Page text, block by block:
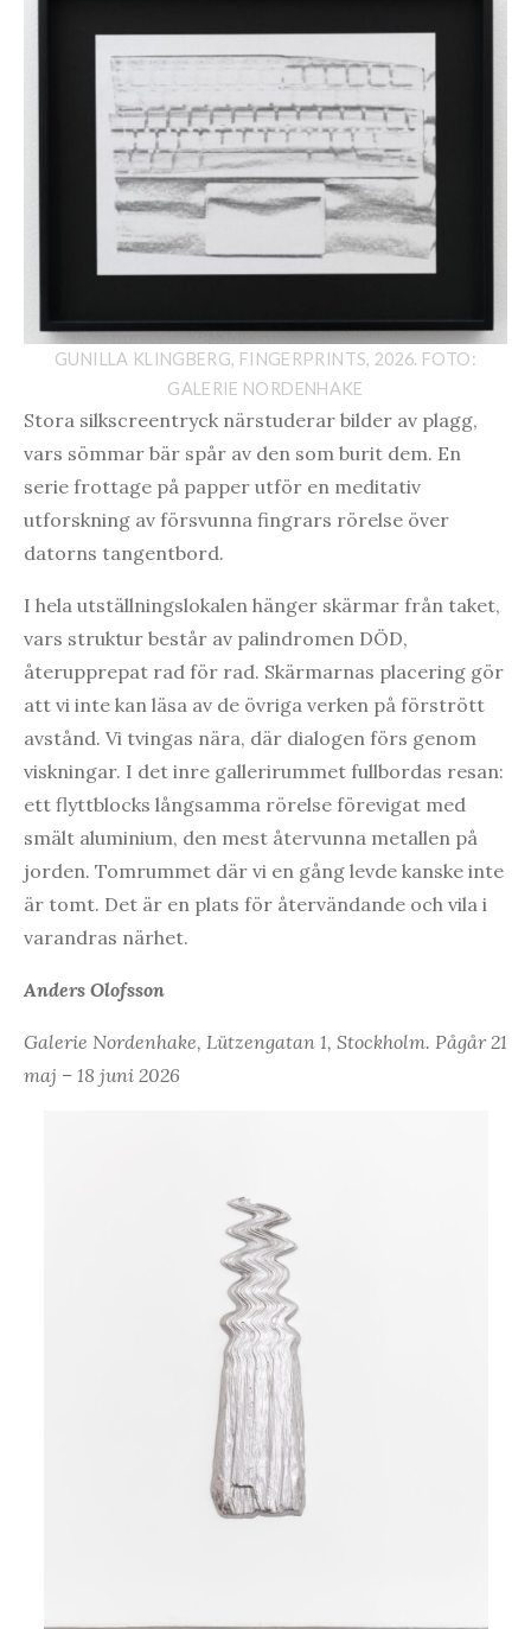
GUNILLA KLINGBERG, FINGERPRINTS, 2026. FOTO:
GALERIE NORDENHAKE
Stora silkscreentryck närstuderar bilder av plagg,
vars sömmar bär spår av den som burit dem. En
serie frottage på papper utför en meditativ
utforskning av försvunna fingrars rörelse över
datorns tangentbord.
I hela utställningslokalen hänger skärmar från taket,
vars struktur består av palindromen DÖD,
återupprepat rad för rad. Skärmarnas placering gör
att vi inte kan läsa av de övriga verken på förstrött
avstånd. Vi tvingas nära, där dialogen förs genom
viskningar. I det inre gallerirummet fullbordas resan:
ett flyttblocks långsamma rörelse förevigat med
smält aluminium, den mest återvunna metallen på
jorden. Tomrummet där vi en gång levde kanske inte
är tomt. Det är en plats för återvändande och vila i
varandras närhet.
Anders Olofsson
Galerie Nordenhake, Lützengatan 1, Stockholm. Pågår 21
maj – 18 juni 2026